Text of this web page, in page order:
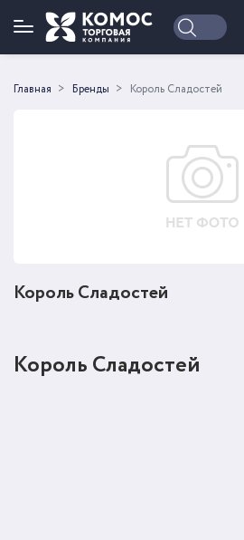
Войти
Главная Бренды Король Сладостей
Король Сладостей
Король Сладостей